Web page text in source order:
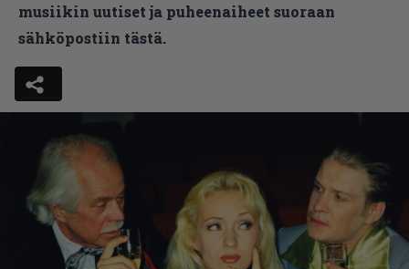
musiikin uutiset ja puheenaiheet suoraan
sähköpostiin tästä.